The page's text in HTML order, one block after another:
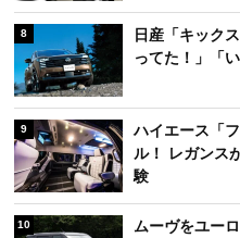
8
日産「キック
ってた！」「
9
ハイエース「
ル！ レガンス
験
10
ムーヴをユー